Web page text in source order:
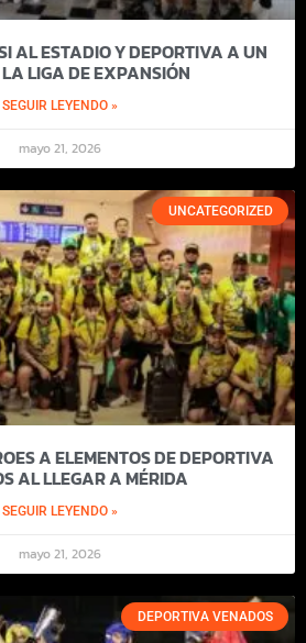
AL ESTADIO Y DEPORTIVA A UN
LIGA DE EXPANSIÓN
SEGUIR LEYENDO »
mayo 21, 2026
UNCATEGORIZED
A ELEMENTOS DE DEPORTIVA
AL LLEGAR A MÉRIDA
SEGUIR LEYENDO »
mayo 21, 2026
DEPORTIVA VENADOS